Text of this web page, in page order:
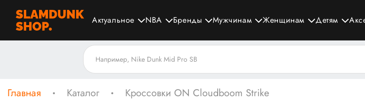
Актуальное NBA Бренды Мужчинам Женщинам Детям
Главная Каталог Кроссовки ON Cloudboom Strike